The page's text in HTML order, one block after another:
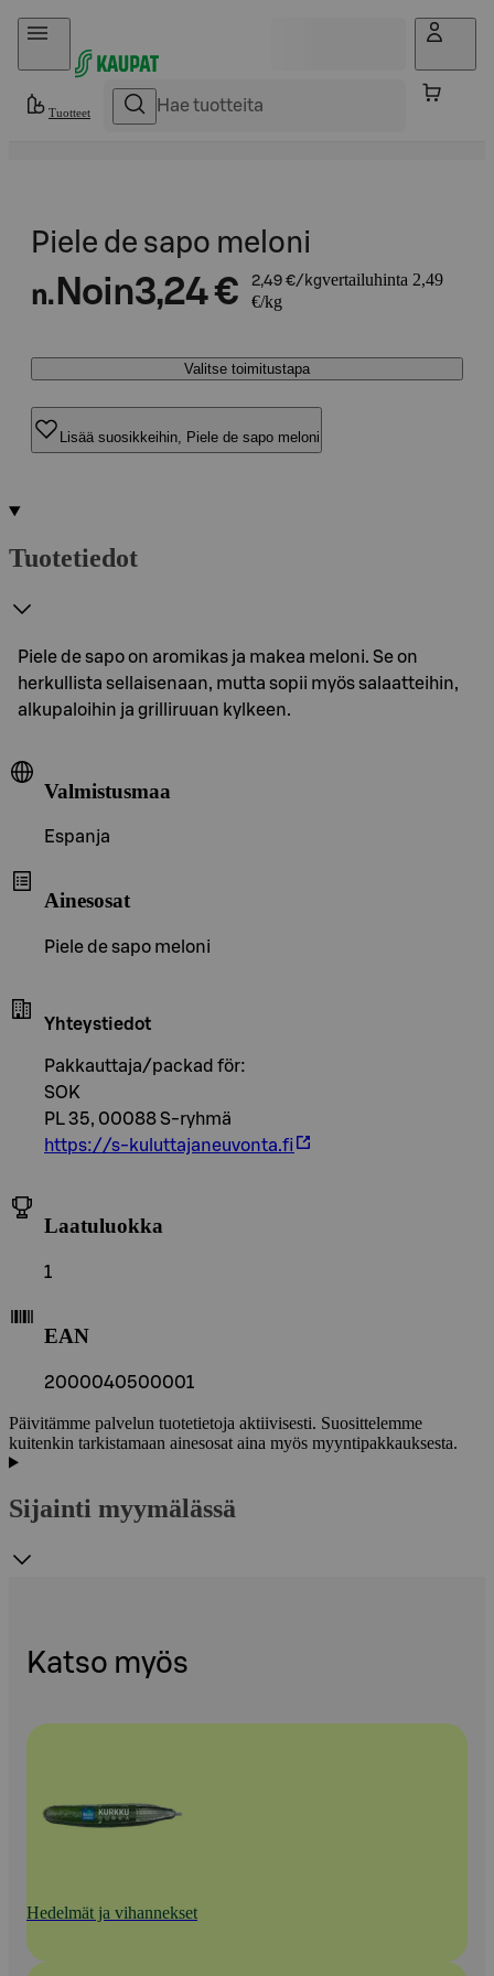
Hyppää sisältöön
Tuotteet
Piele de sapo meloni
n. Noin3,24 € 2,49 €/kgvertailuhinta 2,49
€/kg
Valitse toimitustapa
Lisää suosikkeihin, Piele de sapo meloni
Tuotetiedot
Piele de sapo on aromikas ja makea meloni. Se on
herkullista sellaisenaan, mutta sopii myös salaatteihin,
alkupaloihin ja grilliruuan kylkeen.
Valmistusmaa
Espanja
Ainesosat
Piele de sapo meloni
Yhteystiedot
Pakkauttaja/packad för:
SOK
PL 35, 00088 S-ryhmä
https://s-kuluttajaneuvonta.fi
Laatuluokka
1
EAN
2000040500001
Päivitämme palvelun tuotetietoja aktiivisesti. Suosittelemme
kuitenkin tarkistamaan ainesosat aina myös myyntipakkauksesta.
Sijainti myymälässä
Katso myös
Hedelmät ja vihannekset